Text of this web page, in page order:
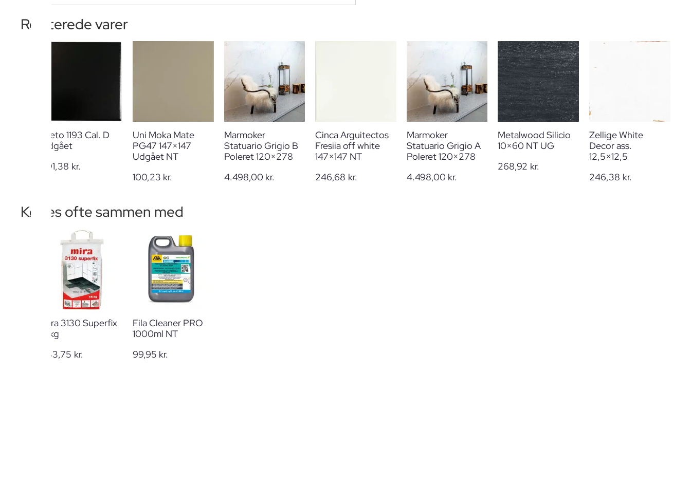
Relaterede varer
Preto 1193 Cal. D
Udgået
291,38 kr.
Uni Moka Mate
PG47 147×147
Udgået NT
100,23 kr.
Marmoker
Statuario Grigio B
Poleret 120×278
4.498,00 kr.
Cinca Arguitectos
Fresiia off white
147×147 NT
246,68 kr.
Marmoker
Statuario Grigio A
Poleret 120×278
4.498,00 kr.
Metalwood Silicio
10×60 NT UG
268,92 kr.
Zellige White
Decor ass.
12,5×12,5
246,38 kr.
Købes ofte sammen med
Mira 3130 Superfix
15kg
233,75 kr.
Fila Cleaner PRO
1000ml NT
99,95 kr.